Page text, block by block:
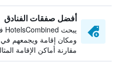
أفضل صفقات الفنادق
ومكان إقامة ويجمعهم
مقارنة أماكن الإقامة